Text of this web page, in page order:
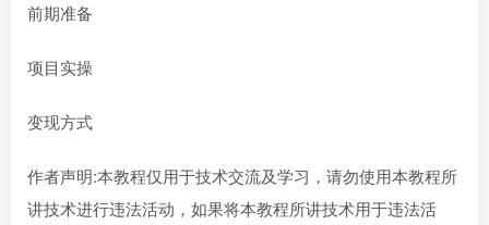
前期准备
项目实操
变现方式
作者声明:本教程仅用于技术交流及学习，请勿使用本教程所
讲技术进行违法活动，如果将本教程所讲技术用于违法活